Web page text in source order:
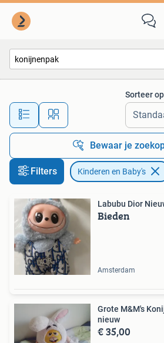
Alle afstanden…
Sorteer op
Bewaar je
Filters Kinderen en Baby's
Labubu Dior
Bieden
Amsterdam
Grote M&M's
nieuw
€ 35,00